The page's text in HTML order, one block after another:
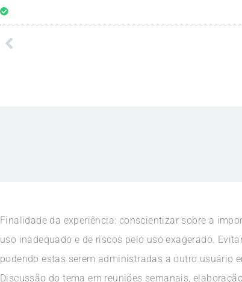
Finalidade da experiência: conscientizar sobre a
uso inadequado e de riscos pelo uso exagerado.
podendo estas serem administradas a outro usuário
Discussão do tema em reuniões semanais,